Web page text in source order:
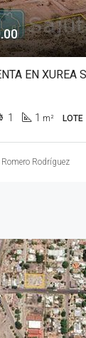
1 1 m² LOTE
Rodríguez